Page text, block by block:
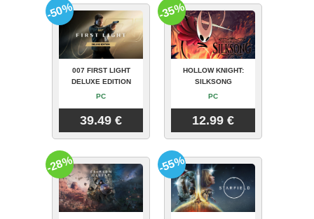
007 FIRST LIGHT
DELUXE EDITION
PC
39.49 €
-50%
HOLLOW KNIGHT:
SILKSONG
PC
12.99 €
-35%
-28% -55%